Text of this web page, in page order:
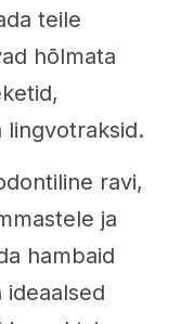
teile
hõlmata
lingvotraksid.
ravi,
ja
hambaid